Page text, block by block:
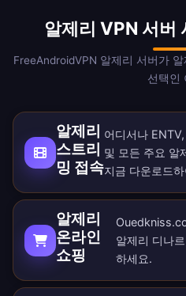
알제리 VPN 서버
FreeAndroidVPN 알제리 서버가
선택인
알제리
스트리
밍 접속
어디서나
및 모든 주요 알
지금 다운로드
알제리
온라인
쇼핑
알제리 디나
하세요.